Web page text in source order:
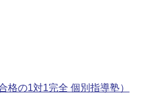
格の1対1完全 個別指導塾）